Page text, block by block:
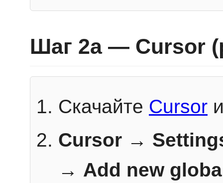
Шаг 2a — Cursor
Скачайте Cursor
Cursor →
→ Add new